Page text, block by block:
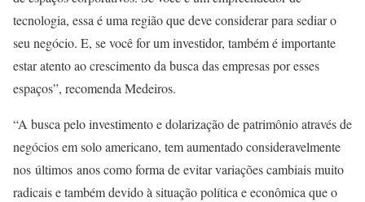
tecnologia, essa é uma região que deve considerar para sediar o
seu negócio. E, se você for um investidor, também é importante
estar atento ao crescimento da busca das empresas por esses
espaços”, recomenda Medeiros.
“A busca pelo investimento e dolarização de patrimônio através de
negócios em solo americano, tem aumentado consideravelmente
nos últimos anos como forma de evitar variações cambiais muito
radicais e também devido à situação política e econômica que o